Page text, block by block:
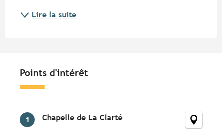
Lire la suite
Points d'intérêt
1 Chapelle de La Clarté